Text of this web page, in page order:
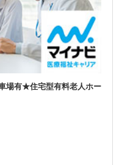
場有★住宅型有料老人ホー